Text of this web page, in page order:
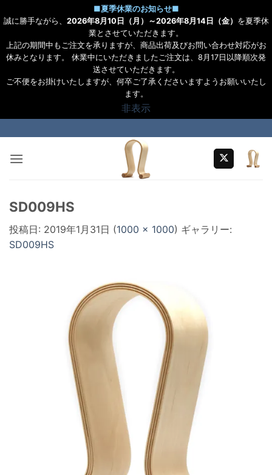
■夏季休業のお知らせ■
誠に勝手ながら、 2026年8月10日（月）～2026年8月14日（金） を夏季休
業とさせていただきます。
上記の期間中もご注文を承りますが、商品出荷及びお問い合わせ対応がお
休みとなります。 休業中にいただきましたご注文は、8月17日以降順次発
送させていただきます。
ご不便をお掛けいたしますが、何卒ご了承くださいますようお願いいたし
ます。
非表示
to
content
SD009HS
投稿日: 2019年1月31日 (1000 × 1000) ギャラリー:
SD009HS